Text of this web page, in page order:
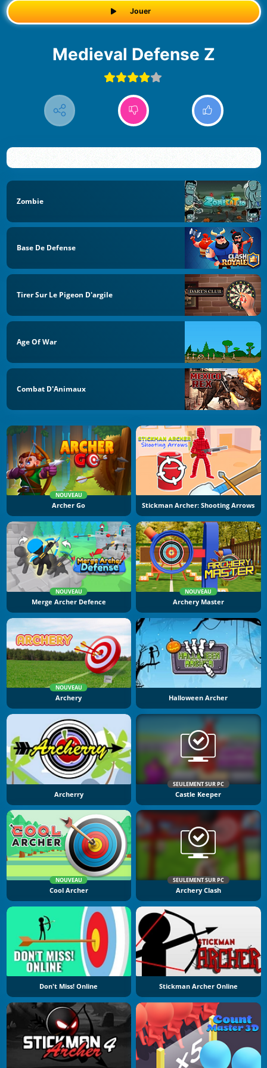
Jouer
Medieval Defense Z
Zombie
Base De Defense
Tirer Sur Le Pigeon D'argile
Age Of War
Combat D'Animaux
NOUVEAU
Archer Go Stickman Archer: Shooting Arrows
NOUVEAU
Merge Archer Defence
NOUVEAU
Archery Master
NOUVEAU
Archery Halloween Archer
Archerry
SEULEMENT SUR PC
Castle Keeper
NOUVEAU
Cool Archer
SEULEMENT SUR PC
Archery Clash
Don't Miss! Online Stickman Archer Online